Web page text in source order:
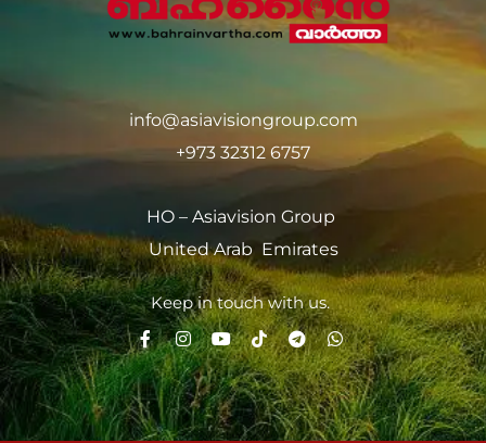
info@asiavisiongroup.com
+973 32312 6757
HO – Asiavision Group
United Arab Emirates
Keep in touch with us.